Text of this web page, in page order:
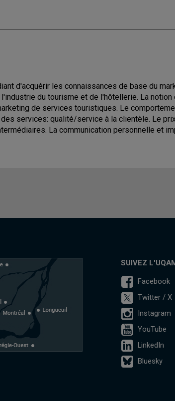
d'acquérir les connaissances de base du
du tourisme et de l'hôtellerie. La notion
de services touristiques. Le
services: qualité/service à la clientèle. Le
La communication personnelle et
SUIVEZ
Facebook
Twitter / X
Instagram
YouTube
LinkedIn
Bluesky